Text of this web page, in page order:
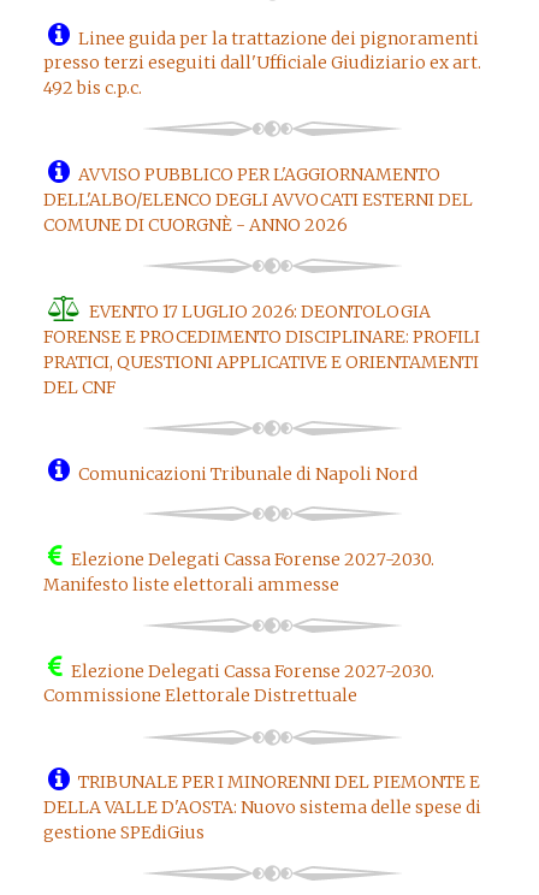
Linee guida per la trattazione dei pignoramenti
presso terzi eseguiti dall'Ufficiale Giudiziario ex art.
492 bis c.p.c.
AVVISO PUBBLICO PER L'AGGIORNAMENTO
DELL'ALBO/ELENCO DEGLI AVVOCATI ESTERNI DEL
COMUNE DI CUORGNÈ - ANNO 2026
EVENTO 17 LUGLIO 2026: DEONTOLOGIA
FORENSE E PROCEDIMENTO DISCIPLINARE: PROFILI
PRATICI, QUESTIONI APPLICATIVE E ORIENTAMENTI
DEL CNF
Comunicazioni Tribunale di Napoli Nord
Elezione Delegati Cassa Forense 2027-2030.
Manifesto liste elettorali ammesse
Elezione Delegati Cassa Forense 2027-2030.
Commissione Elettorale Distrettuale
TRIBUNALE PER I MINORENNI DEL PIEMONTE E
DELLA VALLE D'AOSTA: Nuovo sistema delle spese di
gestione SPEdiGius